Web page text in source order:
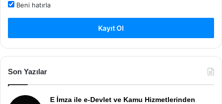
Beni hatırla
Kayıt Ol
Son Yazılar
E İmza ile e-Devlet ve Kamu Hizmetlerinden